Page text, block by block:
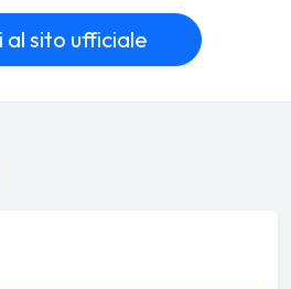
al sito ufficiale